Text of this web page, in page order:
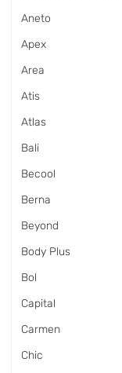
Aneto
Apex
Area
Atis
Atlas
Bali
Becool
Berna
Beyond
Body Plus
Bol
Capital
Carmen
Chic